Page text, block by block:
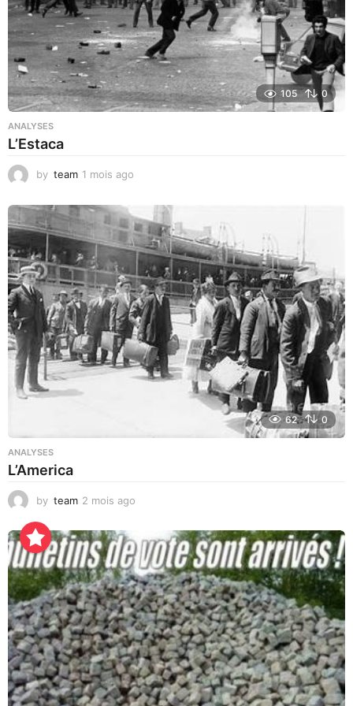
105 0
ANALYSES
L’Estaca
by team 1 mois ago
i
s
a
o
62 0
ANALYSES
L’America
by team 2 mois ago
u
r
s
a
g
o